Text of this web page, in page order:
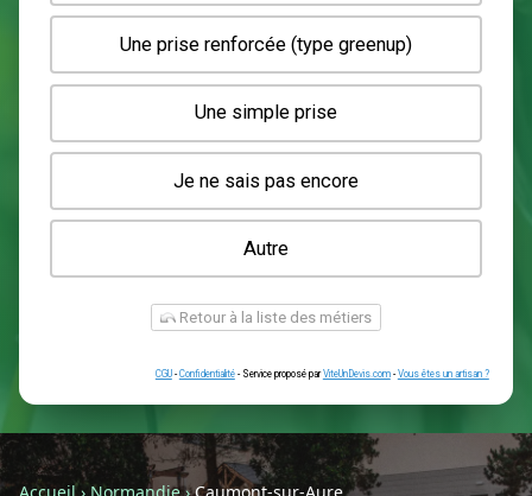
Une wallbox en triphasé (22kW)
Une wallbox en monophasé (7kW)
Une prise renforcée (type greenup)
Une simple prise
Je ne sais pas encore
Autre